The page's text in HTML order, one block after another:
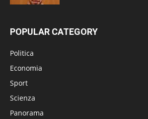
POPULAR CATEGORY
Politica
Economia
Sport
Scienza
Panorama